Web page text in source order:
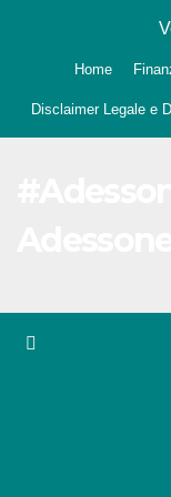
Home
Disclaimer Legale e